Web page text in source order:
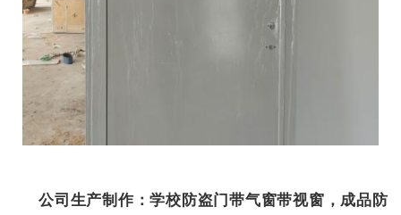
公司生产制作：学校防盗门带气窗带视窗，成品防